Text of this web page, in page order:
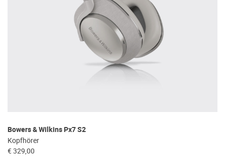
Vereinbaren Sie einen Hörtermin.
Bowers & Wilkins Px7 S2
Kopfhörer
€ 329,00